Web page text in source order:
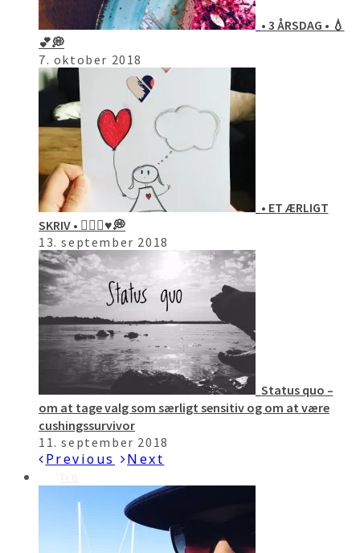
• 3 ÅRSDAG • 💧
💕💭
7. oktober 2018
• ET ÆRLIGT
SKRIV • 🙋🏻‍♀️♥️💭
13. september 2018
Status quo –
om at tage valg som særligt sensitiv og om at være
cushingssurvivor
11. september 2018
Previous Next